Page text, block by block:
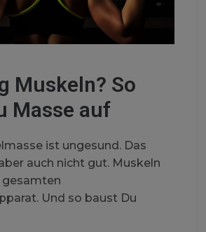
Muskeln? So
Masse auf
ist ungesund. Das
auch nicht gut. Muskeln
Und so baust Du